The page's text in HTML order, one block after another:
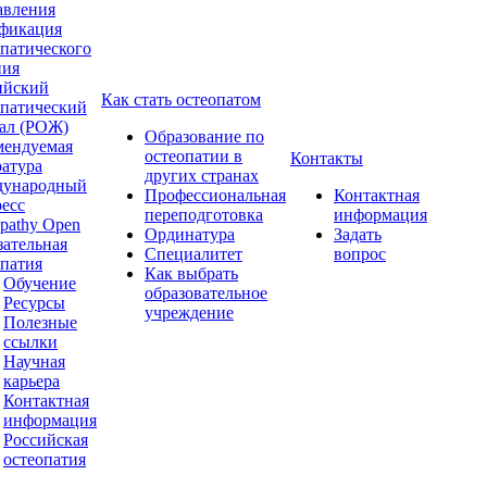
(РОЖ)
Open
Обучение
Ресурсы
Полезные
ссылки
Научная
карьера
Контактная
информация
Российская
остеопатия
Как стать остеопатом
Образование по
остеопатии в
других странах
Профессиональная
переподготовка
Ординатура
Специалитет
Как выбрать
образовательное
учреждение
Контакты
Контактная
информация
Задать
вопрос